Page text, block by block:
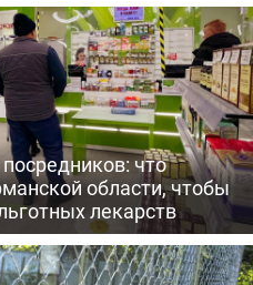
что
области, чтобы
лекарств